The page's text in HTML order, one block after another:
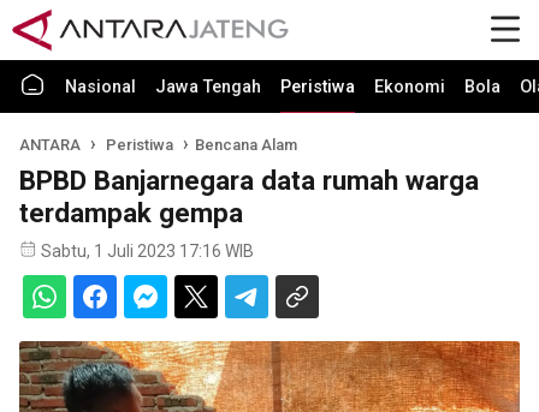
Nasional Jawa Tengah Peristiwa Ekonomi Bola
ANTARA Peristiwa Bencana Alam
BPBD Banjarnegara data rumah warga
terdampak gempa
Sabtu, 1 Juli 2023 17:16 WIB